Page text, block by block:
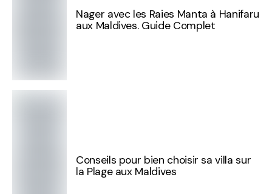
Nager avec les Raies Manta à Hanifaru
aux Maldives. Guide Complet
Conseils pour bien choisir sa villa sur
la Plage aux Maldives